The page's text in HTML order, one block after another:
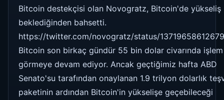
Bitcoin destekçisi olan Novogratz, Bitcoin'de yükseliş
beklediğinden bahsetti.
https://twitter.com/novogratz/status/
Bitcoin son birkaç gündür 55 bin dolar civarında işlem
görmeye devam ediyor. Ancak geçtiğimiz hafta ABD
Senato'su tarafından onaylanan 1.9 trilyon dolarlık
paketinin ardından Bitcoin'in yükselişe geçebileceği